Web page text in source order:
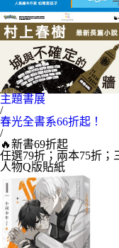
主題書展
/
春光全書系66折起！
/
🔥新書69折起
任選79折；兩本75折；
人物Q版貼紙